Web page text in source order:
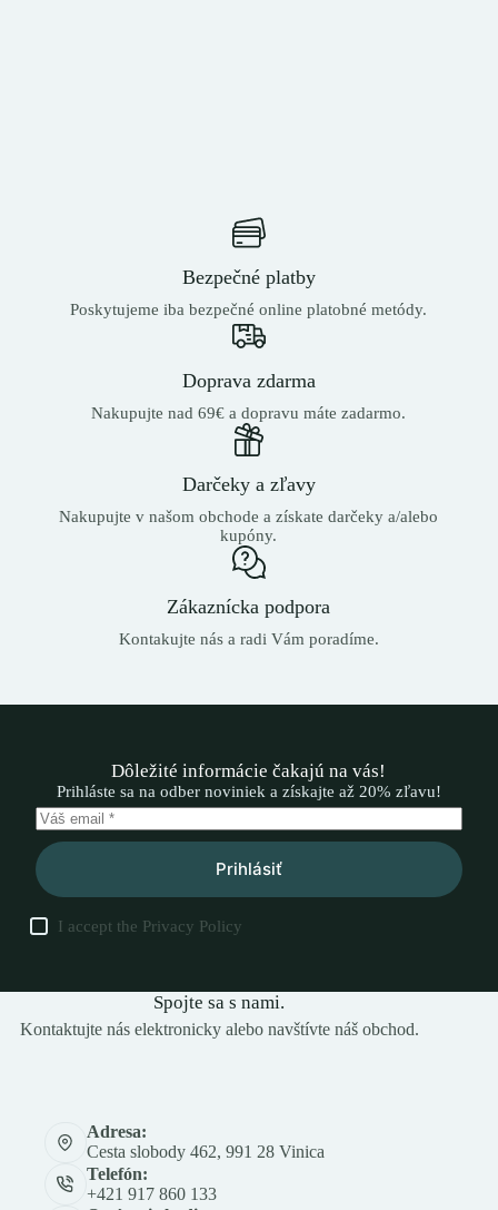
Bezpečné platby
Poskytujeme iba bezpečné online platobné metódy.
Doprava zdarma
Nakupujte nad 69€ a dopravu máte zadarmo.
Darčeky a zľavy
Nakupujte v našom obchode a získate darčeky a/alebo
kupóny.
Zákaznícka podpora
Kontakujte nás a radi Vám poradíme.
Dôležité informácie čakajú na vás!
Prihláste sa na odber noviniek a získajte až 20% zľavu!
Prihlásiť
I accept the Privacy Policy
Spojte sa s nami.
Kontaktujte nás elektronicky alebo navštívte náš obchod.
Adresa:
Cesta slobody 462, 991 28 Vinica
Telefón:
+421 917 860 133